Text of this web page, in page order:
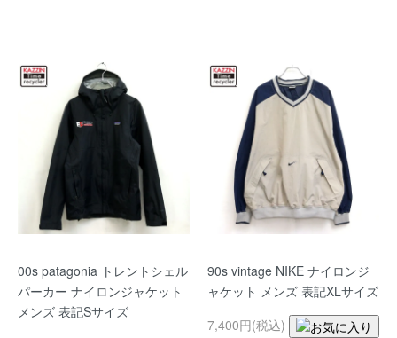
00s patagonia トレントシェル
パーカー ナイロンジャケット
メンズ 表記Sサイズ
90s vintage NIKE ナイロンジ
ャケット メンズ 表記XLサイズ
7,400円(税込)